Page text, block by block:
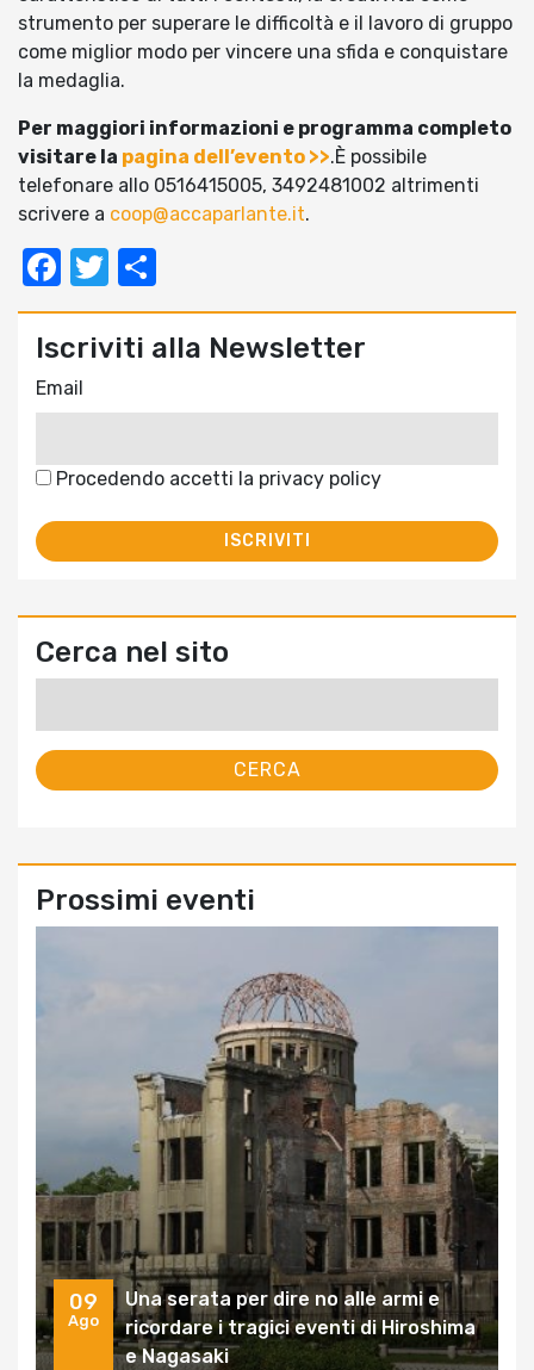
strumento per superare le difficoltà e il lavoro di gruppo
come miglior modo per vincere una sfida e conquistare
la medaglia.
Per maggiori informazioni e programma completo
visitare la pagina dell’evento >>.È possibile
telefonare allo 0516415005, 3492481002 altrimenti
scrivere a coop@accaparlante.it.
Facebook
Twitter
Iscriviti alla Newsletter
Email
Procedendo accetti la privacy policy
Cerca nel sito
Prossimi eventi
09
Ago
Una serata per dire no alle armi e
ricordare i tragici eventi di Hiroshima
e Nagasaki